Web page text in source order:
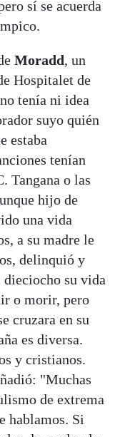
sí se acuerda
Moradd, un
Hospitalet de
tenía ni idea
suyo quién
estaba
tenían
Tangana o las
hijo de
una vida
a su madre le
delinquió y
dieciocho su vida
o morir, pero
cruzara en su
es diversa.
y cristianos.
"Muchas
de extrema
hablamos. Si